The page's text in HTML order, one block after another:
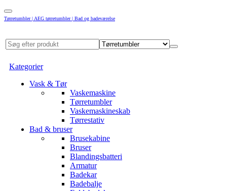
Tørretumbler | AEG tørretumbler | Bad og badeværelse
Kategorier
Vask & Tør
Vaskemaskine
Tørretumbler
Vaskemaskineskab
Tørrestativ
Bad & bruser
Brusekabine
Bruser
Blandingsbatteri
Armatur
Badekar
Badebalje